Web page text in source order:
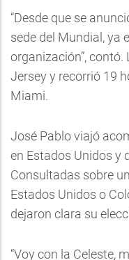
“Desde que se
sede del Mundial, ya
organización”,
Jersey y recorrió 19
Miami.
José Pablo viajó
en Estados Unidos y
Consultadas sobre
Estados Unidos o
dejaron clara su
“Voy con la Celeste,